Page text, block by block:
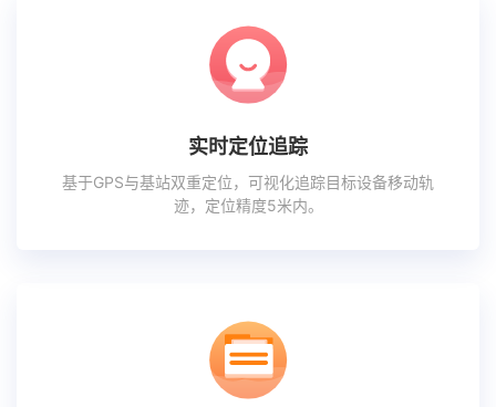
实时定位追踪
基于GPS与基站双重定位，可视化追踪目标设备移动轨
迹，定位精度5米内。